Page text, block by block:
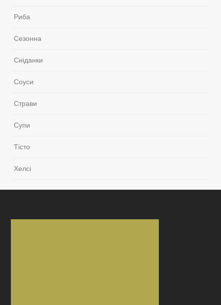
Риба
Сезонна
Сніданки
Соуси
Страви
Супи
Тісто
Хелсі